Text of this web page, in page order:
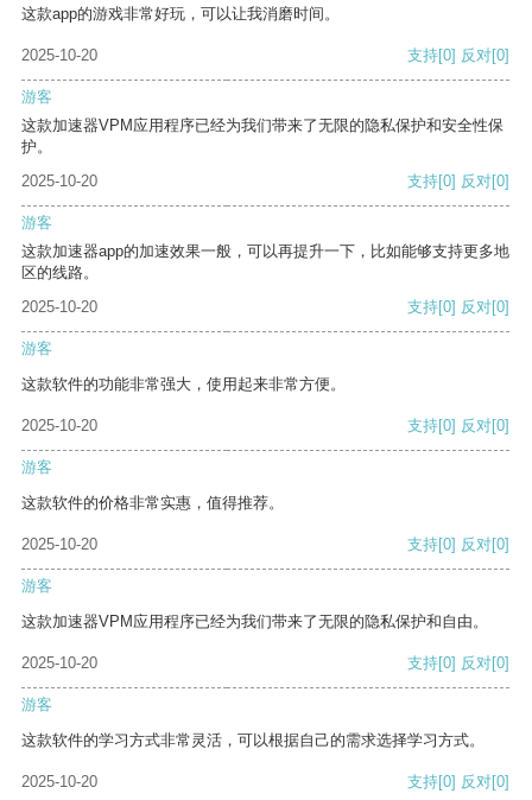
这款app的游戏非常好玩，可以让我消磨时间。
2025-10-20 支持[0] 反对[0]
游客
这款加速器VPM应用程序已经为我们带来了无限的隐私保护和安全性保
护。
2025-10-20
支持[0] 反对[0]
游客
这款加速器app的加速效果一般，可以再提升一下，比如能够支持更多地
区的线路。
2025-10-20
支持[0] 反对[0]
游客
这款软件的功能非常强大，使用起来非常方便。
2025-10-20 支持[0] 反对[0]
游客
这款软件的价格非常实惠，值得推荐。
2025-10-20 支持[0] 反对[0]
游客
这款加速器VPM应用程序已经为我们带来了无限的隐私保护和自由。
2025-10-20 支持[0] 反对[0]
游客
这款软件的学习方式非常灵活，可以根据自己的需求选择学习方式。
2025-10-20 支持[0] 反对[0]